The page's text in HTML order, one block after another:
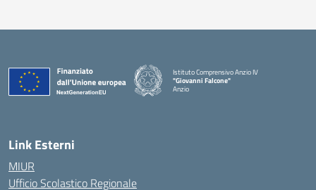
Istituto Comprensivo Anzio IV
"Giovanni Falcone"
Anzio
Link Esterni
MIUR
Ufficio Scolastico Regionale